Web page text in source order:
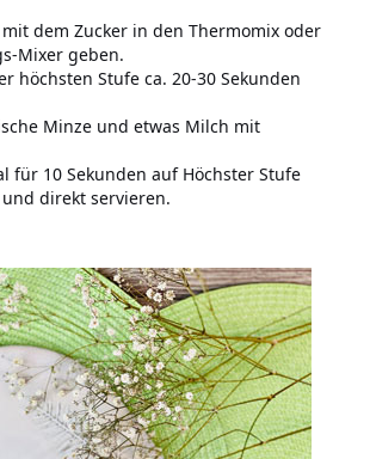
dem Zucker in den Thermomix oder
Mixer geben.
höchsten Stufe ca. 20-30 Sekunden
Minze und etwas Milch mit
für 10 Sekunden auf Höchster Stufe
direkt servieren.